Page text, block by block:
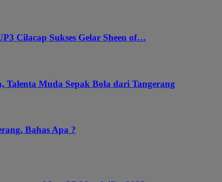
Cilacap Sukses Gelar Sheen of…
Talenta Muda Sepak Bola dari Tangerang
Bahas Apa ?